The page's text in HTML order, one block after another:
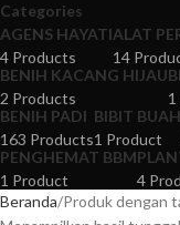
Categories
AGENS HAYATI
4 Products
ALAT
14
BENIH KACANG HIJAU
2 Products
BENIH PADI
163 Products
BIBIT BUAH
1 Product
PENGHEMAT BBM
1 Product
4
Beranda Produk dengan